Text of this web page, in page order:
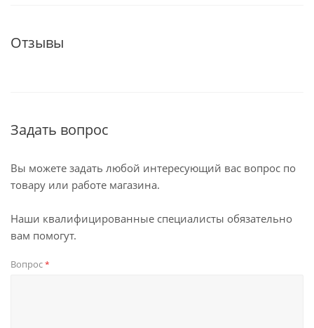
Отзывы
Задать вопрос
Вы можете задать любой интересующий вас вопрос по
товару или работе магазина.
Наши квалифицированные специалисты обязательно
вам помогут.
Вопрос*